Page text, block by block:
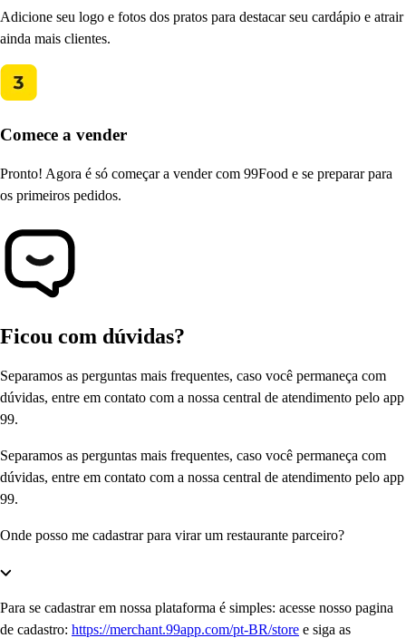
Adicione seu logo e fotos dos pratos para destacar seu cardápio e atrair
ainda mais clientes.
Comece a vender
Pronto! Agora é só começar a vender com 99Food e se preparar para
os primeiros pedidos.
Ficou com dúvidas?
Separamos as perguntas mais frequentes, caso você permaneça com
dúvidas, entre em contato com a nossa central de atendimento pelo app
99.
Separamos as perguntas mais frequentes, caso você permaneça com
dúvidas, entre em contato com a nossa central de atendimento pelo app
99.
Onde posso me cadastrar para virar um restaurante parceiro?
Para se cadastrar em nossa plataforma é simples: acesse nosso pagina
de cadastro: https://merchant.99app.com/pt-BR/store e siga as